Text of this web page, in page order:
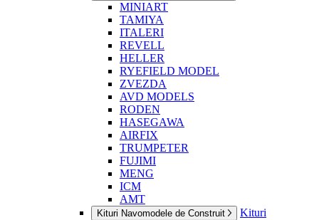
MINIART
TAMIYA
ITALERI
REVELL
HELLER
RYEFIELD MODEL
ZVEZDA
AVD MODELS
RODEN
HASEGAWA
AIRFIX
TRUMPETER
FUJIMI
MENG
ICM
AMT
Kituri Navomodele de Construit
Kituri